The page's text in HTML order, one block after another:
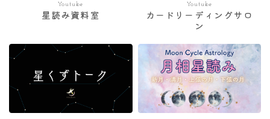
Youtube
星読み資料室
Youtube
カードリーディングサロ
ン